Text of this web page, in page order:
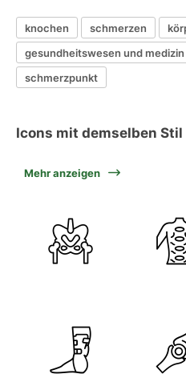
knochen schmerzen
gesundheitswesen und medizin
schmerzpunkt
Icons mit demselben
Mehr anzeigen